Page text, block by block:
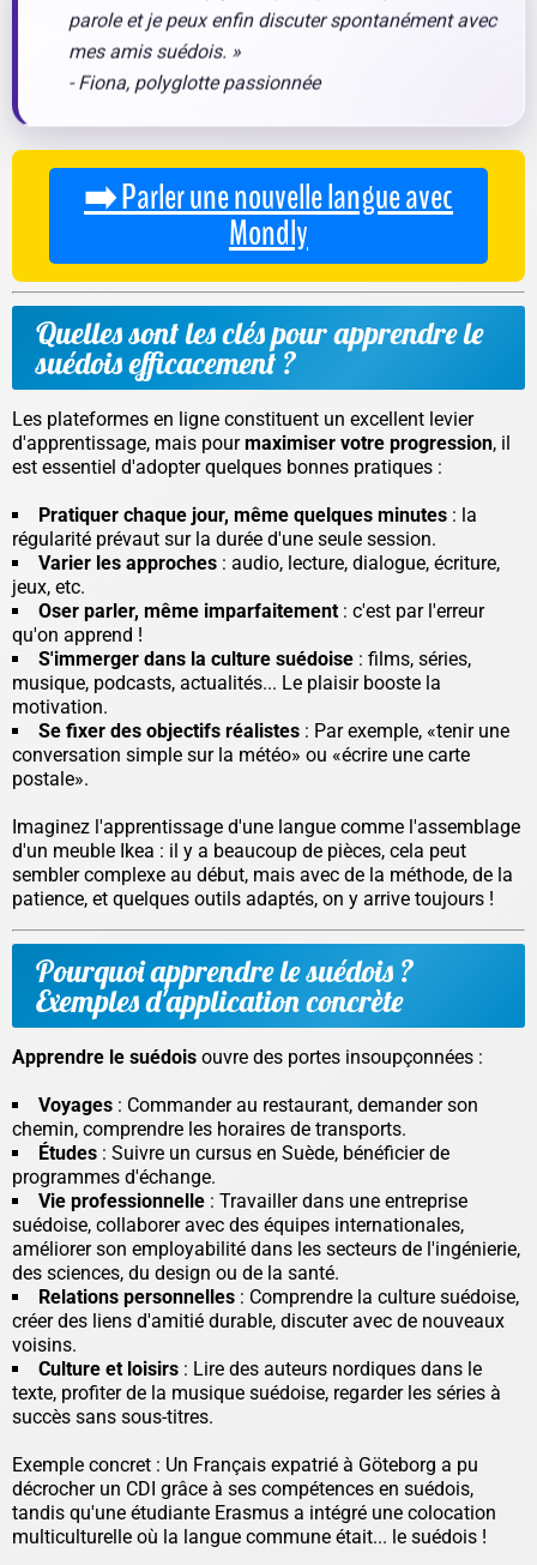
parole et je peux enfin discuter spontanément avec
mes amis suédois. »
- Fiona, polyglotte passionnée
➡️ Parler une nouvelle langue avec
Mondly
Quelles sont les clés pour apprendre le
suédois efficacement ?
Les plateformes en ligne constituent un excellent levier
d'apprentissage, mais pourmaximiser votre progression, il
est essentiel d'adopter quelques bonnes pratiques :
Pratiquer chaque jour, même quelques minutes : la
régularité prévaut sur la durée d'une seule session.
Varier les approches : audio, lecture, dialogue, écriture,
jeux, etc.
Oser parler, même imparfaitement : c'est par l'erreur
qu'on apprend !
S'immerger dans la culture suédoise : films, séries,
musique, podcasts, actualités... Le plaisir booste la
motivation.
Se fixer des objectifs réalistes : Par exemple, «tenir une
conversation simple sur la météo» ou «écrire une carte
postale».
Imaginez l'apprentissage d'une langue comme l'assemblage
d'un meuble Ikea : il y a beaucoup de pièces, cela peut
sembler complexe au début, mais avec de la méthode, de la
patience, et quelques outils adaptés, on y arrive toujours !
Pourquoi apprendre le suédois ?
Exemples d'application concrète
Apprendre le suédois ouvre des portes insoupçonnées :
Voyages : Commander au restaurant, demander son
chemin, comprendre les horaires de transports.
Études : Suivre un cursus en Suède, bénéficier de
programmes d'échange.
Vie professionnelle : Travailler dans une entreprise
suédoise, collaborer avec des équipes internationales,
améliorer son employabilité dans les secteurs de l'ingénierie,
des sciences, du design ou de la santé.
Relations personnelles : Comprendre la culture suédoise,
créer des liens d'amitié durable, discuter avec de nouveaux
voisins.
Culture et loisirs : Lire des auteurs nordiques dans le
texte, profiter de la musique suédoise, regarder les séries à
succès sans sous-titres.
Exemple concret : Un Français expatrié à Göteborg a pu
décrocher un CDI grâce à ses compétences en suédois,
tandis qu'une étudiante Erasmus a intégré une colocation
multiculturelle où la langue commune était... le suédois !